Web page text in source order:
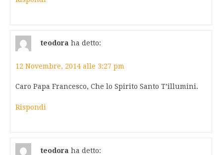
teodora ha detto:
12 Novembre, 2014 alle 3:27 pm
Caro Papa Francesco, Che lo Spirito Santo T’illumini.
Rispondi
teodora ha detto: